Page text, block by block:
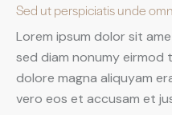
Sed ut perspiciatis unde
Lorem ipsum dolor sit
sed diam nonumy
dolore magna aliquyam
vero eos et accusam et